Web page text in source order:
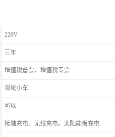
220V
三年
增值税普票、增值税专票
滑轮小车
可以
接触充电、无线充电、太阳能板充电